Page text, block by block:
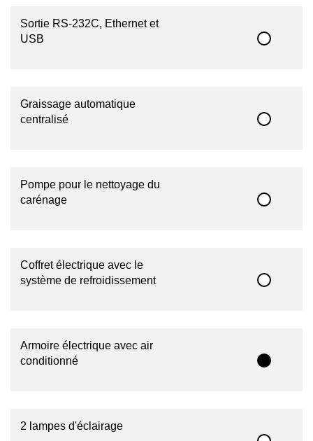
Sortie RS-232C, Ethernet et
USB
Graissage automatique
centralisé
Pompe pour le nettoyage du
carénage
Coffret électrique avec le
système de refroidissement
Armoire électrique avec air
conditionné
2 lampes d'éclairage